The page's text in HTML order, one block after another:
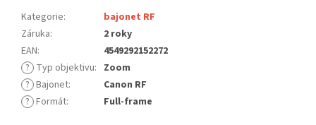
Kategorie:
bajonet RF
Záruka:
2 roky
EAN:
4549292152272
? Typ objektivu: Zoom
? Bajonet:
Canon RF
? Formát: Full-frame